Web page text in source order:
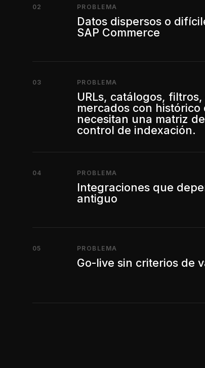
02 PROBLEMA
Datos dispersos o
SAP Commerce
03 PROBLEMA
URLs, catálogos,
mercados con
necesitan una matriz
control de indexación.
04 PROBLEMA
Integraciones que
antiguo
05 PROBLEMA
Go-live sin criterios de